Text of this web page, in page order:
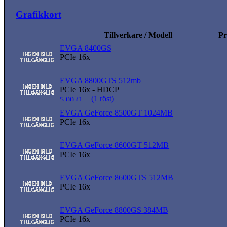
Grafikkort
Tillverkare / Modell
EVGA 8400GS
PCIe 16x
EVGA 8800GTS 512mb
PCIe 16x - HDCP
(1 röst)
EVGA GeForce 8500GT 1024MB
PCIe 16x
EVGA GeForce 8600GT 512MB
PCIe 16x
EVGA GeForce 8600GTS 512MB
PCIe 16x
EVGA GeForce 8800GS 384MB
PCIe 16x